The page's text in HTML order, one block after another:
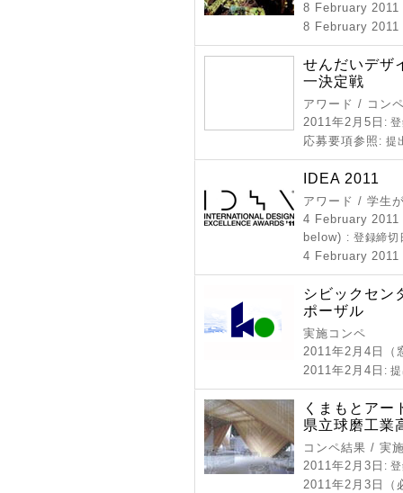
8 February
8 February
せんだいデザ
一決定戦
アワード / コン
2011年2月5日 :
応募要項参照 : 提
IDEA 2011
アワード / 学生
4 February
below) : 登録締切
4 February
シビックセン
ポーザル
実施コンペ
2011年2月4日（
2011年2月4日 :
くまもとアー
県立球磨工業
コンペ結果 / 実
2011年2月3日 :
2011年2月3日（